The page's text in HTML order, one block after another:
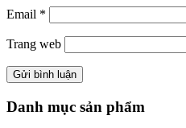
Email *
Trang web
Danh mục sản phẩm